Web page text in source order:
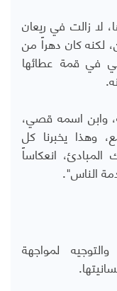
لا زالت في ريعان
لكنه كان دهراً من
في قمة عطائها
وابن اسمه قصي،
وهذا يخبرنا كل
انعكاساً
الناس".
لمواجهة